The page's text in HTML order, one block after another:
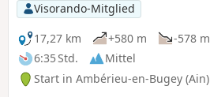
Visorando-Mitglied
17,27 km
+580 m
-578 m
6:35 Std.
Mittel
Start in Ambérieu-en-Bugey (Ain)